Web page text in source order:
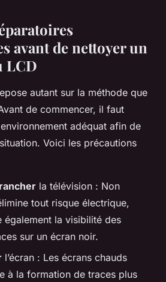
avant de nettoyer un
LCD
autant sur la méthode que
de commencer, il faut
adéquat afin de
Voici les précautions
la télévision : Non
tout risque électrique,
également la visibilité des
sur un écran noir.
l’écran : Les écrans chauds
à la formation de traces plus